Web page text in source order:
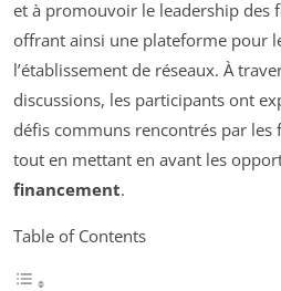
et à promouvoir le leadership des
offrant ainsi une plateforme pour
l’établissement de réseaux. À
discussions, les participants ont
défis communs rencontrés par les
tout en mettant en avant les
financement.
Table of Contents